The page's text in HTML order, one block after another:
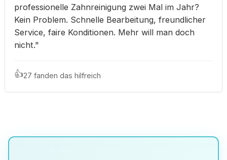
professionelle Zahnreinigung zwei Mal im Jahr?
Kein Problem. Schnelle Bearbeitung, freundlicher
Service, faire Konditionen. Mehr will man doch
nicht."
👍27 fanden das hilfreich